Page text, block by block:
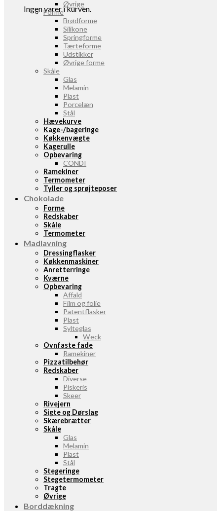
Ingen varer i kurven.
Øvrige
Forme
Brødforme
Silikone
Springforme
Tærteforme
Udstikker
Øvrige forme
Skåle
Glas
Melamin
Plast
Porcelæn
Stål
Hævekurve
Kage-/bageringe
Køkkenvægte
Kagerulle
Opbevaring
CONDI
Ramekiner
Termometer
Tyller og sprøjteposer
Chokolade
Forme
Redskaber
Skåle
Termometer
Madlavning
Dressingflasker
Køkkenmaskiner
Anretterringe
Kværne
Opbevaring
Affald
Film og folie
Patentflasker
Plast
Sylteglas
Weck
Ovnfaste fade
Ramekiner
Pizzatilbehør
Redskaber
Diverse
Piskeris
Skeer
Rivejern
Sigte og Dørslag
Skærebrætter
Skåle
Glas
Melamin
Plast
Stål
Stegeringe
Stegetermometer
Tragte
Øvrige
Borddækning